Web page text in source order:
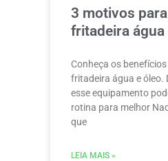
3 motivos
fritadeira água
Conheça os
fritadeira água e óleo.
esse equipamento
rotina para melhor
que
LEIA MAIS »